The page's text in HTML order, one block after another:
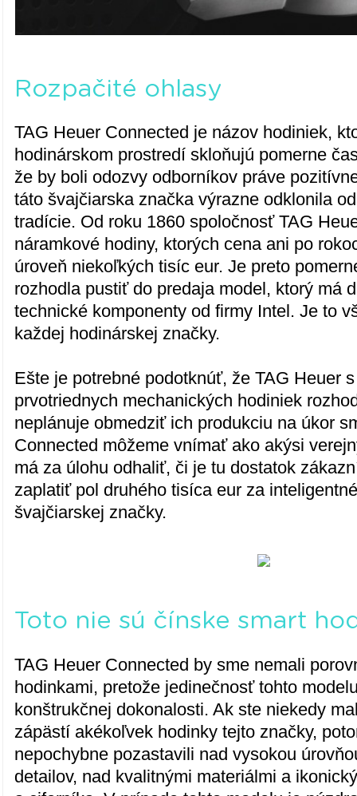
Rozpačité ohlasy
TAG Heuer Connected je názov hodiniek,
hodinárskom prostredí skloňujú pomerne
že by boli odozvy odborníkov práve
táto švajčiarska značka výrazne odklonila
tradície. Od roku 1860 spoločnosť TAG
náramkové hodiny, ktorých cena ani po
úroveň niekoľkých tisíc eur. Je preto
rozhodla pustiť do predaja model, ktorý má
technické komponenty od firmy Intel. Je to
každej hodinárskej značky.
Ešte je potrebné podotknúť, že TAG Heuer
prvotriednych mechanických hodiniek
neplánuje obmedziť ich produkciu na úkor
Connected môžeme vnímať ako akýsi
má za úlohu odhaliť, či je tu dostatok
zaplatiť pol druhého tisíca eur za
švajčiarskej značky.
Toto nie sú čínske smart
TAG Heuer Connected by sme nemali
hodinkami, pretože jedinečnosť tohto
konštrukčnej dokonalosti. Ak ste niekedy
zápästí akékoľvek hodinky tejto značky,
nepochybne pozastavili nad vysokou
detailov, nad kvalitnými materiálmi a